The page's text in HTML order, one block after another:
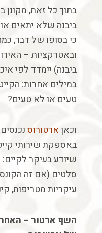
בתוך כל זאת,מקונן
ביבנה שלא יתאים או
כיבסופו של דבר,
ובאטרקציות–
ביבנה) יימדד לפי
במילים אחרות:
טעים או לא טעים?
וכאן ארטורוס נכנסים
באספקת שירותי
שיודעבעיקר לקיים:
סלטים (אם זה
עיקריות מטריפות,
השף ארטור –